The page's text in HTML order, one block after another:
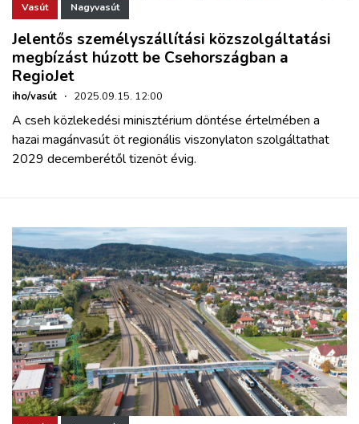
Vasút Nagyvasút
Jelentős személyszállítási közszolgáltatási
megbízást húzott be Csehországban a
RegioJet
iho/vasút · 2025.09.15. 12:00
A cseh közlekedési minisztérium döntése értelmében a
hazai magánvasút öt regionális viszonylaton szolgáltathat
2029 decemberétől tizenöt évig.